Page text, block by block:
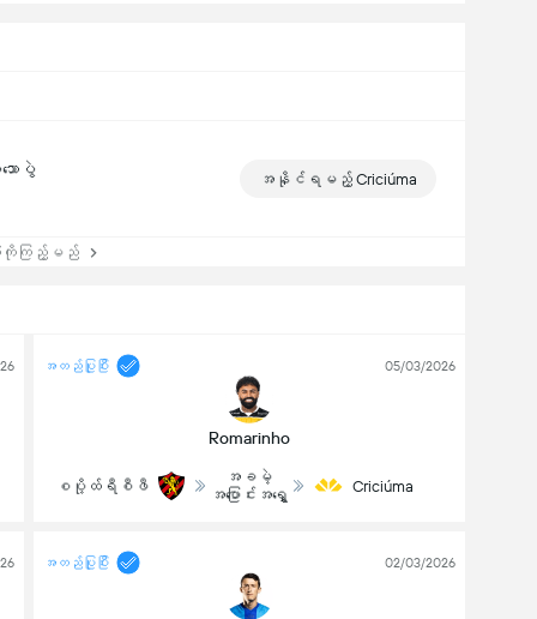
ာပွဲ အနိုင်ရမည့် Criciúma
ကိုကြည့်မည်
အတည်ပြုပြီး
Romarinho
05/03/2026
စပို့ထ်ရီစီဖီ
အခမဲ့
အပြောင်းအရွှေ့
Criciúma
အတည်ပြုပြီး 02/03/2026